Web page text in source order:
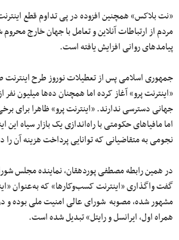
«نت‌ بلاکس» همچنین افزوده در پی تداوم قطع
مردم از ارتباطات آنلاین و تعامل با جهان خارج محروم
پیامدهای روانی افزایش یافته است.
جمهوری اسلامی پس از تعطیلات نوروز طرح اینترنت
«اینترنت پرو» آغاز کرده اما همچنان ده‌ها میلیون نفر
جهانی دسترسی ندارند. «اینترنت پرو» ظاهرا برای
اما مافیاهای حکومتی با راه‌اندازی یک بازار سیاه این
نجومی به متقاضیانی که توانایی پرداخت هزینه آن
در همین رابطه مصطفی پوردهقان، نماینده مجلس
گفت واگذاری «اینترنت کسب‌وکارها» که به‌عنوان
مشهور شده، مصوبه شورای عالی امنیت ملی بوده و
همراه اول، ایرانسل و رایتل» تبدیل شده است.